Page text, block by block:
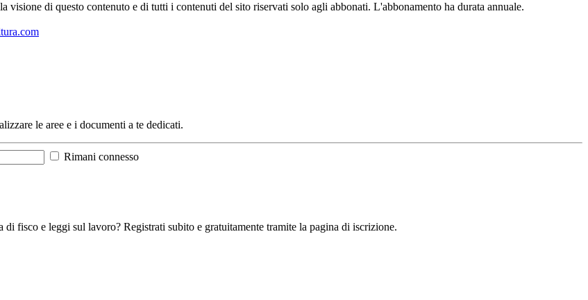
di questo contenuto e di tutti i contenuti del sito riservati solo agli abbonati. L'abbonamento ha durata annuale.
le aree e i documenti a te dedicati.
Rimani connesso
fisco e leggi sul lavoro? Registrati subito e gratuitamente tramite la pagina di iscrizione.